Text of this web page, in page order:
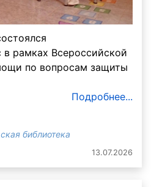
рамках Всероссийской
по вопросам защиты
Подробнее...
библиотека
13.07.2026